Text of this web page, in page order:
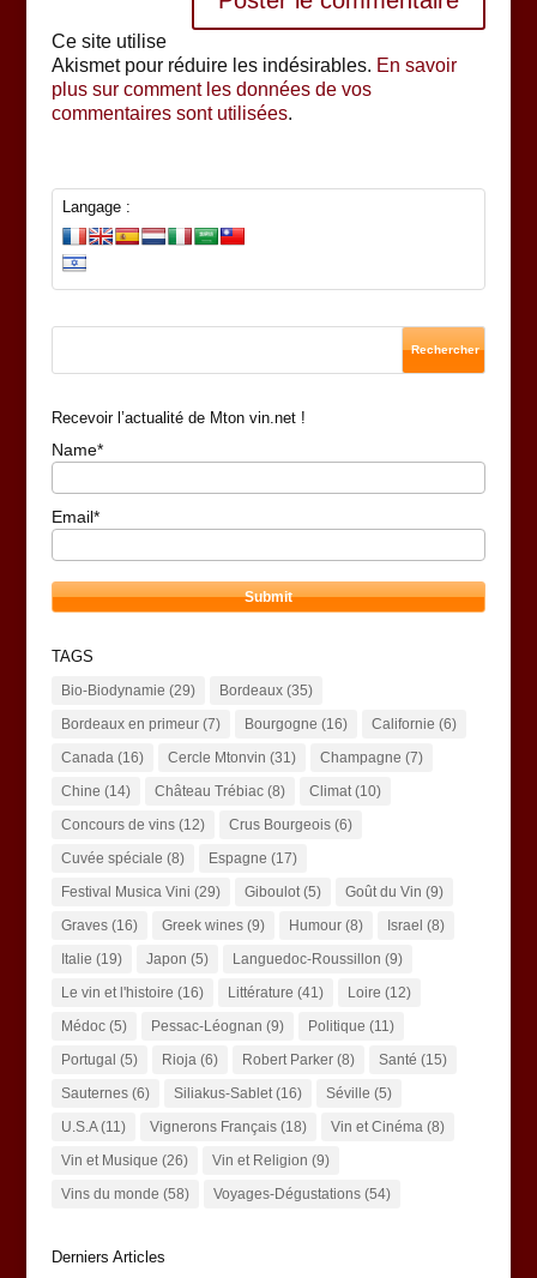
Ce site utilise
Akismet pour réduire les indésirables. En savoir
plus sur comment les données de vos
commentaires sont utilisées.
Langage :
Recevoir l’actualité de Mton vin.net !
Name*
Email*
TAGS
Bio-Biodynamie (29) Bordeaux(35)
Bordeaux en primeur(7) Bourgogne (16) Californie (6)
Canada (16) Cercle Mtonvin (31) Champagne (7)
Chine (14) Château Trébiac(8) Climat(10)
Concours de vins(12) Crus Bourgeois(6)
Cuvée spéciale (8) Espagne (17)
Festival Musica Vini (29) Giboulot(5) Goût du Vin (9)
Graves(16) Greek wines(9) Humour(8) Israel (8)
Italie (19) Japon (5) Languedoc-Roussillon (9)
Le vin et l'histoire (16) Littérature (41) Loire (12)
Médoc(5) Pessac-Léognan (9) Politique (11)
Portugal (5) Rioja (6) Robert Parker(8) Santé (15)
Sauternes(6) Siliakus-Sablet(16) Séville (5)
U.S.A(11) Vignerons Français(18) Vin et Cinéma (8)
Vin et Musique (26) Vin et Religion (9)
Vins du monde (58) Voyages-Dégustations(54)
Derniers Articles